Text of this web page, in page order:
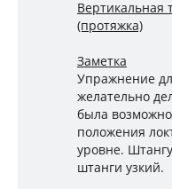
Вертикальная
(протяжка)
Заметка
Упражнение
желательно
была
положения
уровне.
штанги узкий.